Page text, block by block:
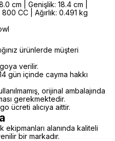
cm | Genişlik: 18.4 cm |
CC | Ağırlık: 0.491 kg
ürünlerde müşteri
verilir.
gün içinde cayma hakkı
orijinal ambalajında
gerekmektedir.
ücreti alıcıya aittir.
alanında kaliteli
bir markadır.